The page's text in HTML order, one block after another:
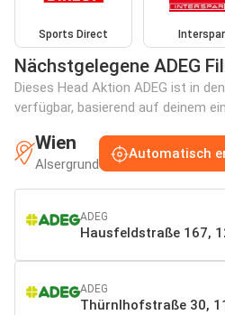
Sports Direct Interspar
Nächstgelegene ADEG
Dieses Head Aktion ADEG ist in
verfügbar, basierend auf deinem
Wien
Alsergrund
Automatisch
ADEG
Hausfeldstraße 167,
ADEG
Thürnlhofstraße 30,